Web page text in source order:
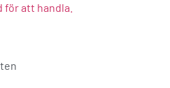
för att handla.